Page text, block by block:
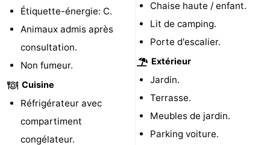
intérieures
de
mini-
golf
de
bien-
être
Villages
villes
Nature
Visites
guidées
Sports
Étiquette-énergie: C.
Animaux admis après
consultation.
Non fumeur.
Cuisine
Réfrigérateur avec
compartiment
congélateur.
Chaise haute / enfant.
Lit de camping.
Porte d'escalier.
Extérieur
Jardin.
Terrasse.
Meubles de jardin.
Parking voiture.